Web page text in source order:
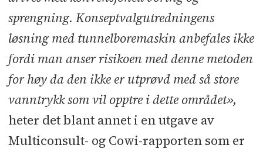
sprengning. Konseptvalgutredningens
løsning med tunnelboremaskin anbefales ikke
fordi man anser risikoen med denne metoden
for høy da den ikke er utprøvd med så store
vanntrykk som vil opptre i dette området»,
heter det blant annet i en utgave av
Multiconsult- og Cowi-rapporten som er